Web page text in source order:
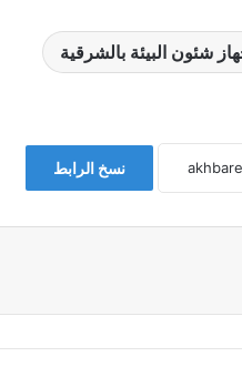
شئون البيئة بالشرقية
نسخ الرابط